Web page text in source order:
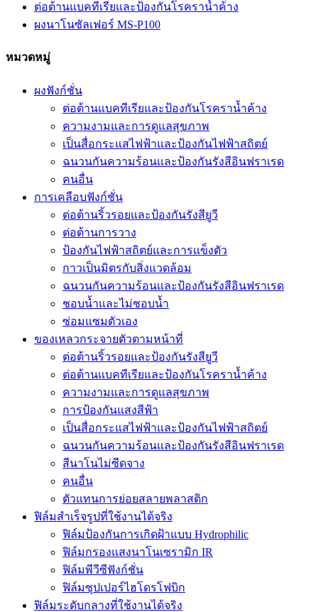
ต่อต้านแบคทีเรียและป้องกันโรคราน้ำค้าง
ผงนาโนซัลเฟอร์ MS-P100
หมวดหมู่
ผงฟังก์ชั่น
ต่อต้านแบคทีเรียและป้องกันโรคราน้ำค้าง
ความงามและการดูแลสุขภาพ
เป็นสื่อกระแสไฟฟ้าและป้องกันไฟฟ้าสถิตย์
ฉนวนกันความร้อนและป้องกันรังสีอินฟราเรด
คนอื่น
การเคลือบฟังก์ชั่น
ต่อต้านริ้วรอยและป้องกันรังสียูวี
ต่อต้านการวาง
ป้องกันไฟฟ้าสถิตย์และการแข็งตัว
กาวเป็นมิตรกับสิ่งแวดล้อม
ฉนวนกันความร้อนและป้องกันรังสีอินฟราเรด
ชอบน้ำและไม่ชอบน้ำ
ซ่อมแซมตัวเอง
ของเหลวกระจายตัวตามหน้าที่
ต่อต้านริ้วรอยและป้องกันรังสียูวี
ต่อต้านแบคทีเรียและป้องกันโรคราน้ำค้าง
ความงามและการดูแลสุขภาพ
การป้องกันแสงสีฟ้า
เป็นสื่อกระแสไฟฟ้าและป้องกันไฟฟ้าสถิตย์
ฉนวนกันความร้อนและป้องกันรังสีอินฟราเรด
สีนาโนไม่ซีดจาง
คนอื่น
ตัวแทนการย่อยสลายพลาสติก
ฟิล์มสำเร็จรูปที่ใช้งานได้จริง
ฟิล์มป้องกันการเกิดฝ้าแบบ Hydrophilic
ฟิล์มกรองแสงนาโนเซรามิก IR
ฟิล์มพีวีซีฟังก์ชั่น
ฟิล์มซุปเปอร์ไฮโดรโฟบิก
ฟิล์มระดับกลางที่ใช้งานได้จริง